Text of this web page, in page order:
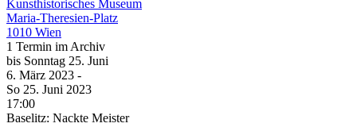
Kunsthistorisches Museum
Maria-Theresien-Platz
1010 Wien
1 Termin im Archiv
bis Sonntag 25. Juni
6. März 2023 -
So 25. Juni 2023
17:00
Baselitz: Nackte Meister